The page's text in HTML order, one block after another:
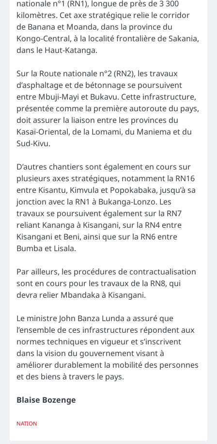
nationale n°1 (RN1), longue de près de 3 300
kilomètres. Cet axe stratégique relie le corridor
de Banana et Moanda, dans la province du
Kongo-Central, à la localité frontalière de Sakania,
dans le Haut-Katanga.
Sur la Route nationale n°2 (RN2), les travaux
d’asphaltage et de bétonnage se poursuivent
entre Mbuji-Mayi et Bukavu. Cette infrastructure,
présentée comme la première autoroute du pays,
doit assurer la liaison entre les provinces du
Kasaï-Oriental, de la Lomami, du Maniema et du
Sud-Kivu.
D’autres chantiers sont également en cours sur
plusieurs axes stratégiques, notamment la RN16
entre Kisantu, Kimvula et Popokabaka, jusqu’à sa
jonction avec la RN1 à Bukanga-Lonzo. Les
travaux se poursuivent également sur la RN7
reliant Kananga à Kisangani, sur la RN4 entre
Kisangani et Beni, ainsi que sur la RN6 entre
Bumba et Lisala.
Par ailleurs, les procédures de contractualisation
sont en cours pour les travaux de la RN8, qui
devra relier Mbandaka à Kisangani.
Le ministre John Banza Lunda a assuré que
l’ensemble de ces infrastructures répondent aux
normes techniques en vigueur et s’inscrivent
dans la vision du gouvernement visant à
améliorer durablement la mobilité des personnes
et des biens à travers le pays.
Blaise Bozenge
NATION